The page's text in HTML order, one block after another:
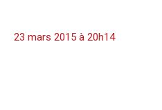
23 mars 2015 à 20h14